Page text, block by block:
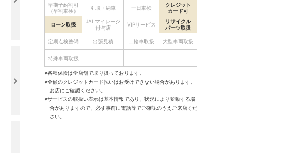
早期予約割引
（早割車検）
引取・納車 一日車検
クレジット
カード可
ローン取扱
JALマイレージ
付与店
VIPサービス
リサイクル
パーツ取扱
定期点検整備 出張見積 二輪車取扱 大型車両取扱
特殊車両取扱
※各種保険は全店舗で取り扱っております。
※全額のクレジットカード払いはお受けできない場合があります。
お店にご確認ください。
※サービスの取扱い表示は基本情報であり、状況により変動する場
合がありますので、必ず事前に電話等でご確認のうえご来店くだ
さい。